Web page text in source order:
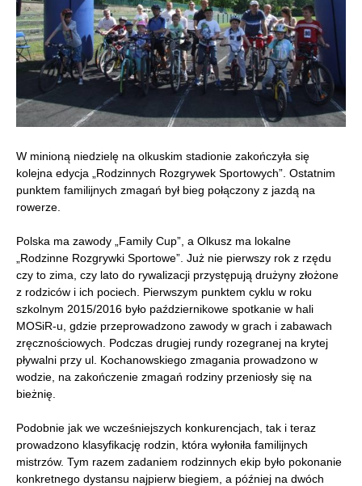
W minioną niedzielę na olkuskim stadionie zakończyła się
kolejna edycja „Rodzinnych Rozgrywek Sportowych”. Ostatnim
punktem familijnych zmagań był bieg połączony z jazdą na
rowerze.
Polska ma zawody „Family Cup”, a Olkusz ma lokalne
„Rodzinne Rozgrywki Sportowe”. Już nie pierwszy rok z rzędu
czy to zima, czy lato do rywalizacji przystępują drużyny złożone
z rodziców i ich pociech. Pierwszym punktem cyklu w roku
szkolnym 2015/2016 było październikowe spotkanie w hali
MOSiR-u, gdzie przeprowadzono zawody w grach i zabawach
zręcznościowych. Podczas drugiej rundy rozegranej na krytej
pływalni przy ul. Kochanowskiego zmagania prowadzono w
wodzie, na zakończenie zmagań rodziny przeniosły się na
bieżnię.
Podobnie jak we wcześniejszych konkurencjach, tak i teraz
prowadzono klasyfikację rodzin, która wyłoniła familijnych
mistrzów. Tym razem zadaniem rodzinnych ekip było pokonanie
konkretnego dystansu najpierw biegiem, a później na dwóch